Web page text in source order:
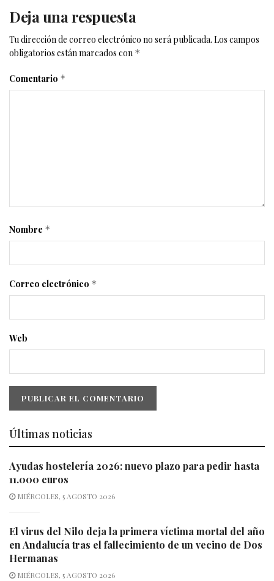
Deja una respuesta
Tu dirección de correo electrónico no será publicada. Los campos
obligatorios están marcados con *
Comentario *
Nombre *
Correo electrónico *
Web
Últimas noticias
Ayudas hostelería 2026: nuevo plazo para pedir hasta
11.000 euros
MIÉRCOLES, 5 AGOSTO 2026
El virus del Nilo deja la primera víctima mortal del año
en Andalucía tras el fallecimiento de un vecino de Dos
Hermanas
MIÉRCOLES, 5 AGOSTO 2026